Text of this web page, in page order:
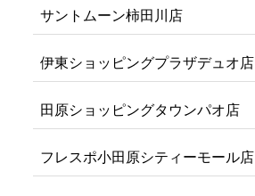
サントムーン柿田川店
伊東ショッピングプラザデュオ店
田原ショッピングタウンパオ店
フレスポ小田原シティーモール店